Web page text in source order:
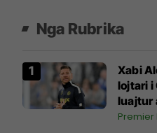
Nga Rubrika
Xabi
lojtari i
luajtur
Premier